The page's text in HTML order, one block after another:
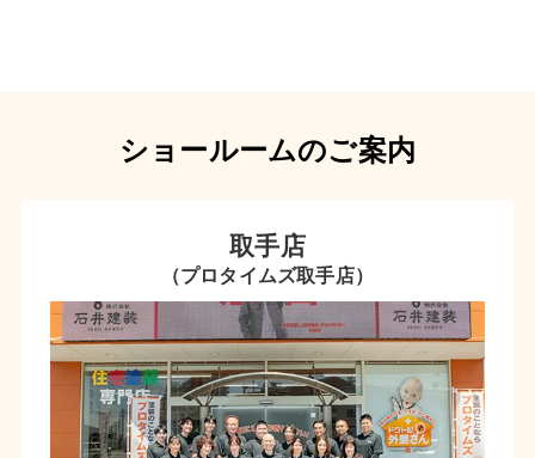
ショールームのご案内
取手店
（プロタイムズ取手店）